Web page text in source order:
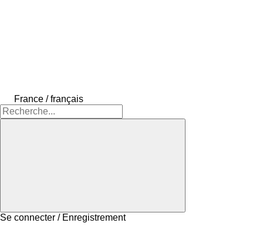
France / français
Se connecter / Enregistrement